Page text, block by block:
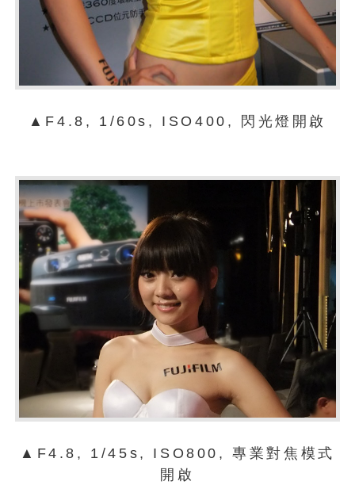
▲F4.8, 1/60s, ISO400, 閃光燈開啟
▲F4.8, 1/45s, ISO800, 專業對焦模式
開啟